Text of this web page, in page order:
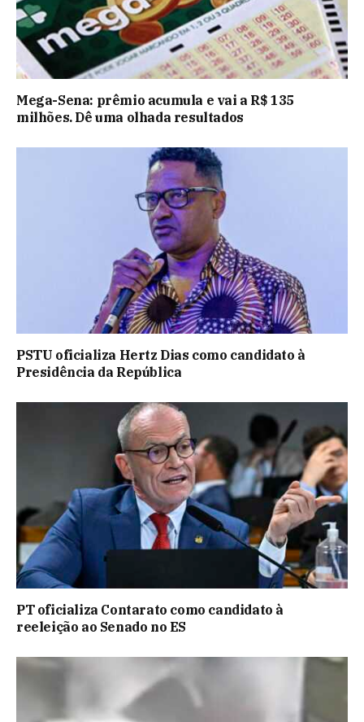
Mega-Sena: prêmio acumula e vai a R$ 135
milhões. Dê uma olhada resultados
PSTU oficializa Hertz Dias como candidato à
Presidência da República
PT oficializa Contarato como candidato à
reeleição ao Senado no ES